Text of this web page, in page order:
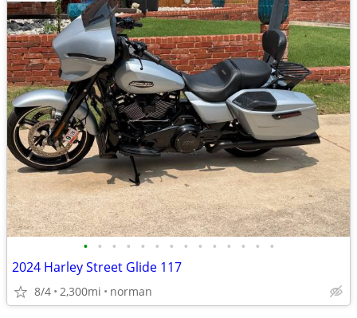
• • • • • • • • • • • • • •
2024 Harley Street Glide 117
8/4 2,300mi norman